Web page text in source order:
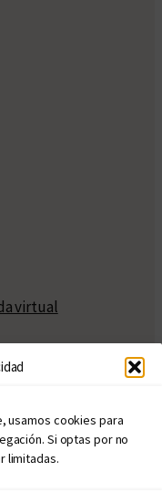
usamos cookies para
Si optas por no
limitadas.
virtual